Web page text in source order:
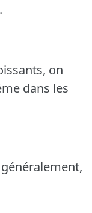
on
dans les
généralement,